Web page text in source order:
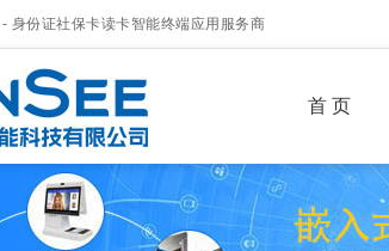
身份证社保卡读卡智能终端应用服务商
首 页